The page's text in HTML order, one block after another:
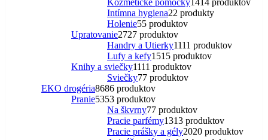
Kozmetické pomôcky1414 produktov
Intímna hygiena22 produkty
Holenie55 produktov
Upratovanie2727 produktov
Handry a Utierky1111 produktov
Lufy a kefy1515 produktov
Knihy a sviečky1111 produktov
Sviečky77 produktov
EKO drogéria8686 produktov
Pranie5353 produktov
Na škvrny77 produktov
Pracie parfémy1313 produktov
Pracie prášky a gély2020 produktov